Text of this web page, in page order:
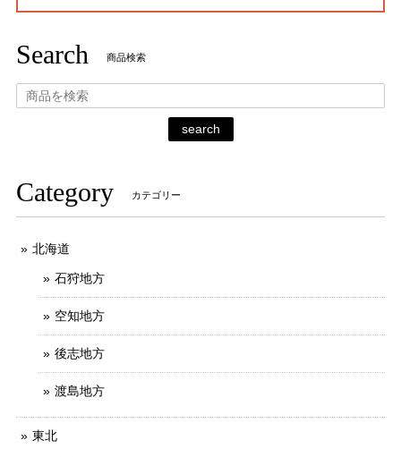
Search 商品検索
search
Category カテゴリー
北海道
石狩地方
空知地方
後志地方
渡島地方
東北